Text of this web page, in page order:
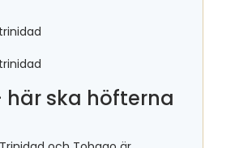
här ska höfterna